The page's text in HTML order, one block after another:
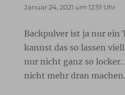
Januar 24, 2021 um 12:51 Uhr
Backpulver ist ja nur ein
kannst das so lassen
nur nicht ganz so locker.
nicht mehr dran machen.